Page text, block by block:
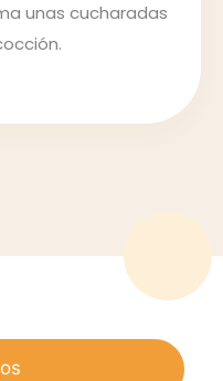
unas cucharadas